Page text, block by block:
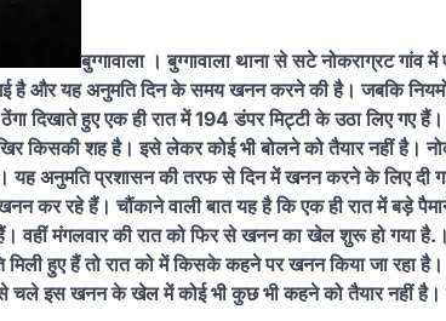
बुग्गावाला । बुग्गावाला थाना से सटे नोकराग्रट
है और यह अनुमति दिन के समय खनन करने की है। जबकि
दिखाते हुए एक ही रात में 194 डंपर मिट्टी के उठा लिए गए
शह है। इसे लेकर कोई भी बोलने को तैयार नहीं है।
यह अनुमति प्रशासन की तरफ से दिन में खनन करने के लिए दी
कर रहे हैं। चौंकाने वाली बात यह है कि एक ही रात में बड़े
वहीं मंगलवार की रात को फिर से खनन का खेल शुरू हो गया
हुए हैं तो रात को में किसके कहने पर खनन किया जा रहा
चले इस खनन के खेल में कोई भी कुछ भी कहने को तैयार नहीं है।